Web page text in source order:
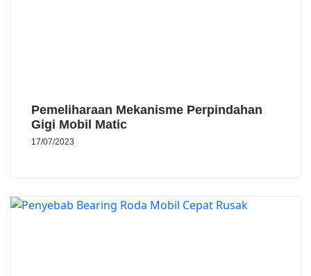
Pemeliharaan Mekanisme Perpindahan
Gigi Mobil Matic
17/07/2023